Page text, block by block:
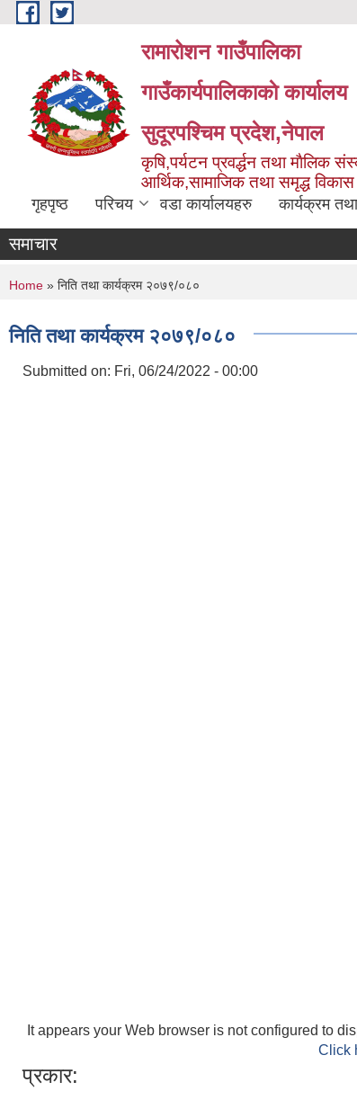
Skip to main content
रामारोशन गाउँपालिका
गाउँकार्यपालिकाकाे कार्यालय
सुदूरपश्चिम प्रदेश,नेपाल
कृषि,पर्यटन प्रवर्द्धन तथा माैलिक
आर्थिक,सामाजिक तथा समृद्ध विकास
गृहपृष्ठ परिचय वडा कार्यालयहरु कार्यक्रम
समाचार
You are here
Home » निति तथा कार्यक्रम २०७९/०८०
निति तथा कार्यक्रम २०७९/०८०
Submitted on: Fri, 06/24/2022 - 00:00
It appears your Web browser is not configured to
Click
प्रकार: